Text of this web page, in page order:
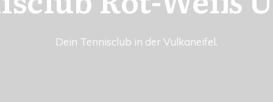
Dein Tennisclub in der Vulkaneifel.